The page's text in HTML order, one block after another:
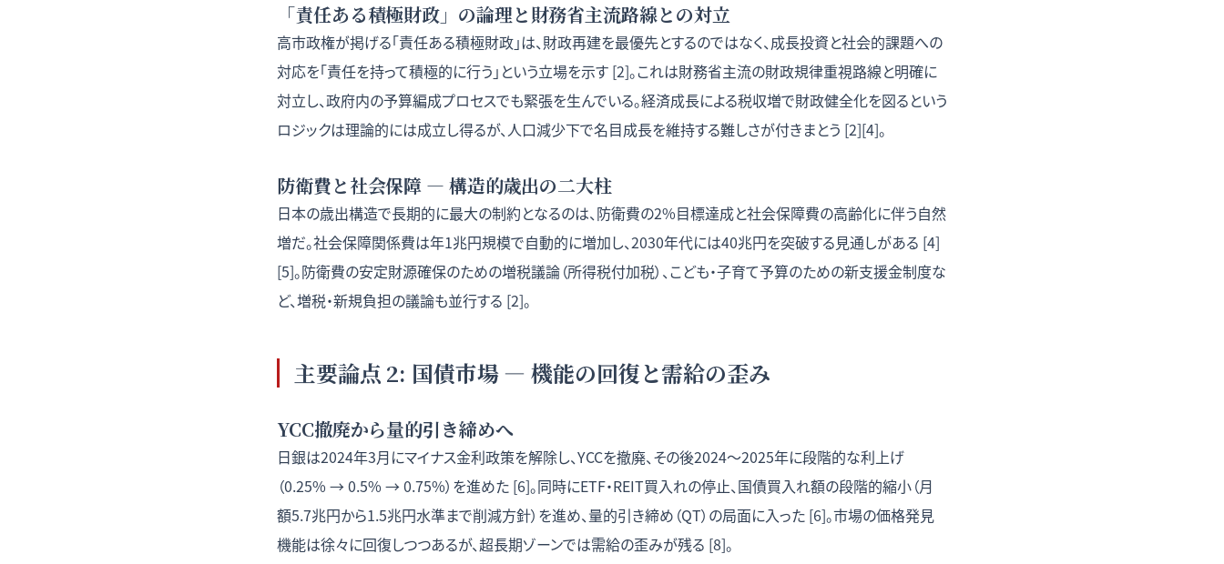
「責任ある積極財政」の論理と財務省主流路線との対立
高市政権が掲げる「責任ある積極財政」は、財政再建を最優先とするのではなく、成長投資と社会的課題への
対応を「責任を持って積極的に行う」という立場を示す [2]。これは財務省主流の財政規律重視路線と明確に
対立し、政府内の予算編成プロセスでも緊張を生んでいる。経済成長による税収増で財政健全化を図るという
ロジックは理論的には成立し得るが、人口減少下で名目成長を維持する難しさが付きまとう [2][4]。
防衛費と社会保障 — 構造的歳出の二大柱
日本の歳出構造で長期的に最大の制約となるのは、防衛費の2%目標達成と社会保障費の高齢化に伴う自然
増だ。社会保障関係費は年1兆円規模で自動的に増加し、2030年代には40兆円を突破する見通しがある [4]
[5]。防衛費の安定財源確保のための増税議論（所得税付加税）、こども・子育て予算のための新支援金制度な
ど、増税・新規負担の議論も並行する [2]。
主要論点 2: 国債市場 — 機能の回復と需給の歪み
YCC撤廃から量的引き締めへ
日銀は2024年3月にマイナス金利政策を解除し、YCCを撤廃、その後2024〜2025年に段階的な利上げ
（0.25% → 0.5% → 0.75%）を進めた [6]。同時にETF・REIT買入れの停止、国債買入れ額の段階的縮小（月
額5.7兆円から1.5兆円水準まで削減方針）を進め、量的引き締め（QT）の局面に入った [6]。市場の価格発見
機能は徐々に回復しつつあるが、超長期ゾーンでは需給の歪みが残る [8]。